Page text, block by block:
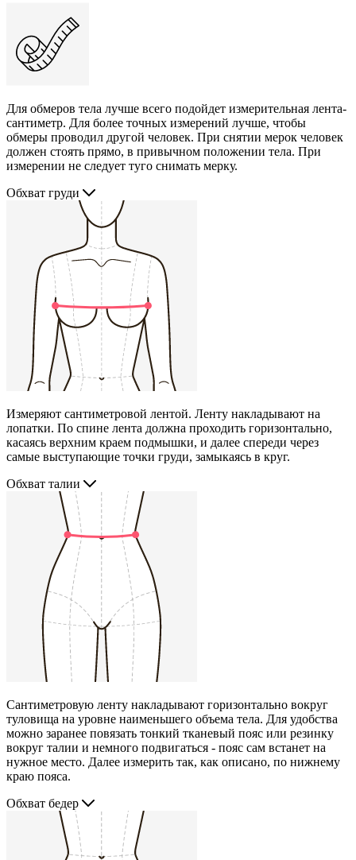
Для обмеров тела лучше всего подойдет измерительная лента-
сантиметр. Для более точных измерений лучше, чтобы
обмеры проводил другой человек. При снятии мерок человек
должен стоять прямо, в привычном положении тела. При
измерении не следует туго снимать мерку.
Обхват груди
Измеряют сантиметровой лентой. Ленту накладывают на
лопатки. По спине лента должна проходить горизонтально,
касаясь верхним краем подмышки, и далее спереди через
самые выступающие точки груди, замыкаясь в круг.
Обхват талии
Сантиметровую ленту накладывают горизонтально вокруг
туловища на уровне наименьшего объема тела. Для удобства
можно заранее повязать тонкий тканевый пояс или резинку
вокруг талии и немного подвигаться - пояс сам встанет на
нужное место. Далее измерить так, как описано, по нижнему
краю пояса.
Обхват бедер